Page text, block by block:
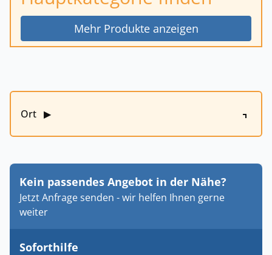
Mehr Produkte anzeigen
Ort ▶
Kein passendes Angebot in der Nähe?
Jetzt Anfrage senden - wir helfen Ihnen gerne
weiter
Soforthilfe